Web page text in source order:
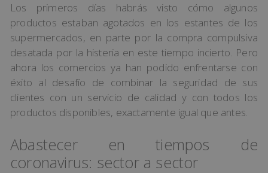
Los primeros días habrás visto cómo algunos
productos estaban agotados en los estantes de los
supermercados, en parte por la compra compulsiva
desatada por la histeria en este tiempo incierto. Pero
ahora los comercios ya han podido enfrentarse con
éxito al desafío de combinar la seguridad de sus
clientes con un servicio de calidad y con todos los
productos disponibles, exactamente igual que antes.
Abastecer en tiempos de
coronavirus: sector a sector